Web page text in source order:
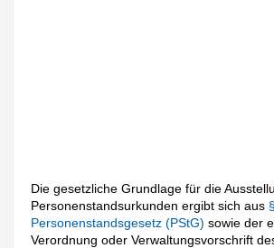
Die gesetzliche Grundlage für die
Personenstandsurkunden ergibt sich aus
Personenstandsgesetz (PStG)sowie der
Verordnung oder Verwaltungsvorschrift